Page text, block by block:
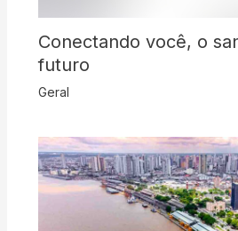
Conectando você, o
futuro
Geral